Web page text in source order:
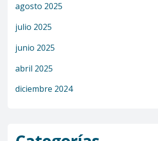
agosto 2025
julio 2025
junio 2025
abril 2025
diciembre 2024